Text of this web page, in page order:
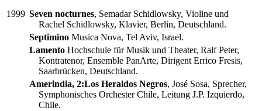
1999 Seven nocturnes, Semadar Schidlowsky, Violine und
Rachel Schidlowsky, Klavier, Berlin, Deutschland.
Septimino Musica Nova, Tel Aviv, Israel.
Lamento Hochschule für Musik und Theater, Ralf Peter,
Kontratenor, Ensemble PanArte, Dirigent Errico Fresis,
Saarbrücken, Deutschland.
Amerindia, 2:Los Heraldos Negros, José Sosa, Sprecher,
Symphonisches Orchester Chile, Leitung J.P. Izquierdo,
Chile.